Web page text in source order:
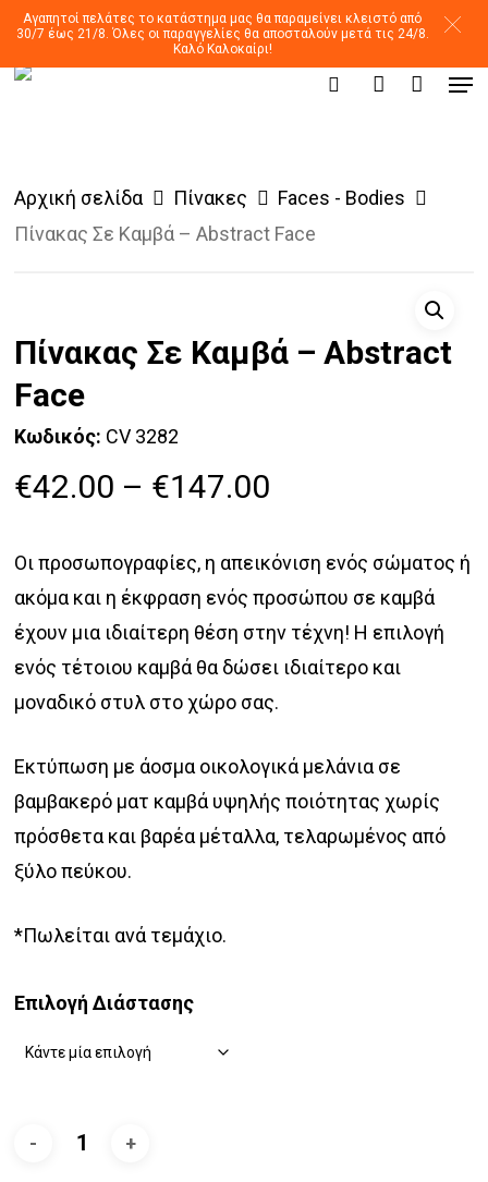
Αγαπητοί πελάτες το κατάστημα μας θα παραμείνει κλειστό από
30/7 έως 21/8. Όλες οι παραγγελίες θα αποσταλούν μετά τις 24/8.
Καλό Καλοκαίρι!
Skip
mainProducts
search account
Αρχική σελίδα Πίνακες
Faces - Bodies
Πίνακας Σε Καμβά – Abstract Face
Πίνακας Σε Καμβά – Abstract
Face
Κωδικός: CV 3282
€42.00 – €147.00
€42.00
through
€147.00
Οι προσωπογραφίες, η απεικόνιση ενός σώματος ή
ακόμα και η έκφραση ενός προσώπου σε καμβά
έχουν μια ιδιαίτερη θέση στην τέχνη! Η επιλογή
ενός τέτοιου καμβά θα δώσει ιδιαίτερο και
μοναδικό στυλ στο χώρο σας.
Εκτύπωση με άοσμα οικολογικά μελάνια σε
βαμβακερό ματ καμβά υψηλής ποιότητας χωρίς
πρόσθετα και βαρέα μέταλλα, τελαρωμένος από
ξύλο πεύκου.
*Πωλείται ανά τεμάχιο.
Επιλογή Διάστασης